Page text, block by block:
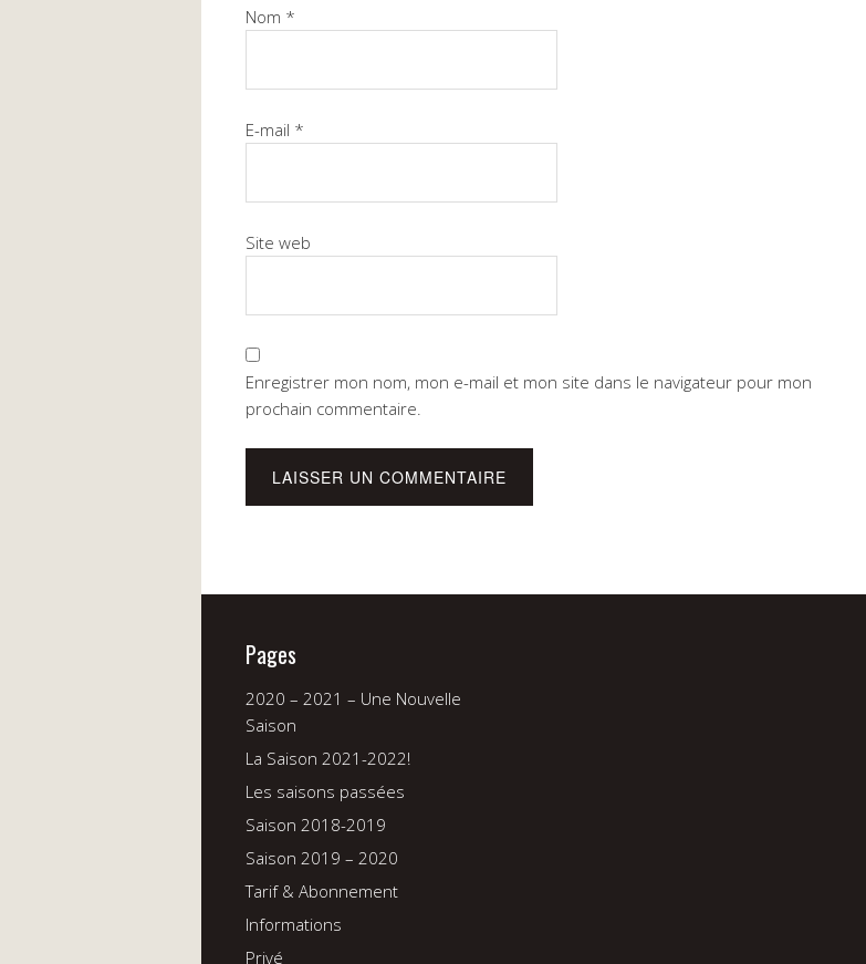
Nom *
E-mail *
Site web
Enregistrer mon nom, mon e-mail et mon site dans le navigateur pour mon
prochain commentaire.
Pages
2020 – 2021 – Une Nouvelle
Saison
La Saison 2021-2022!
Les saisons passées
Saison 2018-2019
Saison 2019 – 2020
Tarif & Abonnement
Informations
Privé